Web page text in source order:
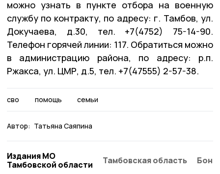
можно узнать в пункте отбора на военную
службу по контракту, по адресу: г. Тамбов, ул.
Докучаева, д.30, тел. +7(4752) 75-14-90.
Телефон горячей линии: 117. Обратиться можно
в администрацию района, по адресу: р.п.
Ржакса, ул. ЦМР, д.5, тел. +7(47555) 2-57-38.
сво помощь семьи
Автор: Татьяна Саяпина
Издания МО
Тамбовской области
Тамбовская область